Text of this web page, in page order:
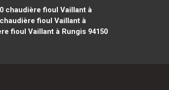
chaudière fioul Vaillant à
fioul Vaillant à
fioul Vaillant à Rungis 94150